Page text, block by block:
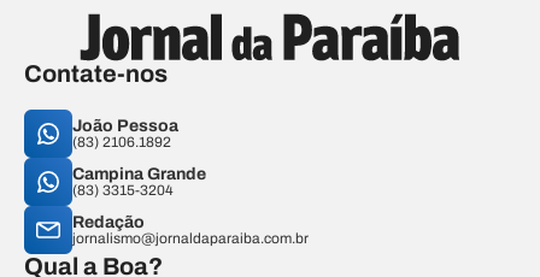
Contate-nos
João Pessoa
(83) 2106.1892
Campina Grande
(83) 3315-3204
Redação
jornalismo@jornaldaparaiba.com.br
Qual a Boa?